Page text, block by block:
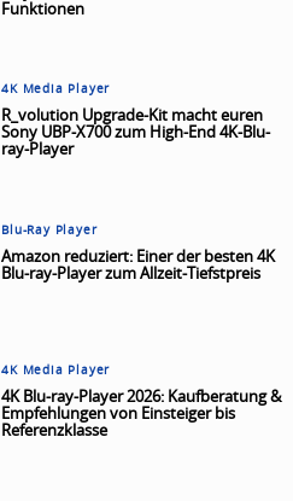
Funktionen
4K Media Player
R_volution Upgrade-Kit macht euren
Sony UBP-X700 zum High-End 4K-Blu-
ray-Player
Blu-Ray Player
Amazon reduziert: Einer der besten 4K
Blu-ray-Player zum Allzeit-Tiefstpreis
4K Media Player
4K Blu-ray-Player 2026: Kaufberatung &
Empfehlungen von Einsteiger bis
Referenzklasse